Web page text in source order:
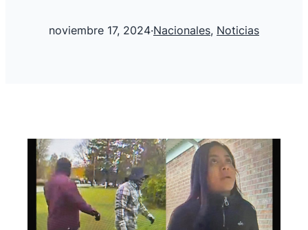
noviembre 17, 2024·Nacionales, Noticias